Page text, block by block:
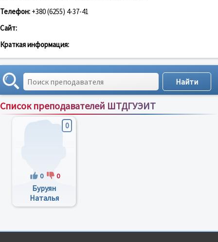
Телефон: +380 (6255) 4-37-41
Сайт:
Краткая информация:
Список преподавателей ШТДГУЭИТ
Сортировка по:имени;рейтингу;отзывам
0
0 0
Буруян
Наталья
Викторовна